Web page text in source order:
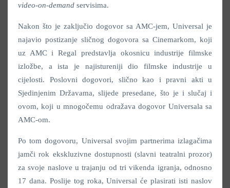
video-on-demand servisima.
Nakon što je zaključio dogovor sa AMC-jem, Universal je
najavio postizanje sličnog dogovora sa Cinemarkom, koji
uz AMC i Regal predstavlja okosnicu industrije filmske
izložbe, a ista je najistureniji dio filmske industrije u
cijelosti. Poslovni dogovori, slično kao i pravni akti u
Sjedinjenim Državama, slijede presedane, što je i slučaj i
ovom, koji u mnogočemu odražava dogovor Universala sa
AMC-om.
Po tom dogovoru, Universal svojim partnerima izlagačima
jamči rok ekskluzivne dostupnosti (slavni teatralni prozor)
za svoje naslove u trajanju od tri vikenda igranja, odnosno
17 dana. Poslije tog roka, Universal će plasirati isti naslov